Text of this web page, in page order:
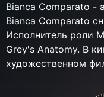
Bianca Comparato -
Bianca Comparato
Исполнитель роли
Grey's Anatomy. В
художественном